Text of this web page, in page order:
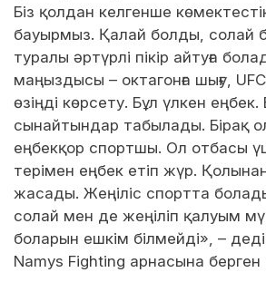
Біз қолдан келгенше
бауырмыз. Қалай болды, солай
туралы әртүрлі пікір айтуға
маңыздысы – октагонға шығу,
өзіңді көрсету. Бұл үлкен
сынайтындар табылады. Бірақ
еңбекқор спортшы. Ол отбасы
терімен еңбек етіп жүр.
жасады. Жеңіліс спортта
солай мен де жеңіліп қалуым
боларын ешкім білмейді», –
Namys Fighting арнасына